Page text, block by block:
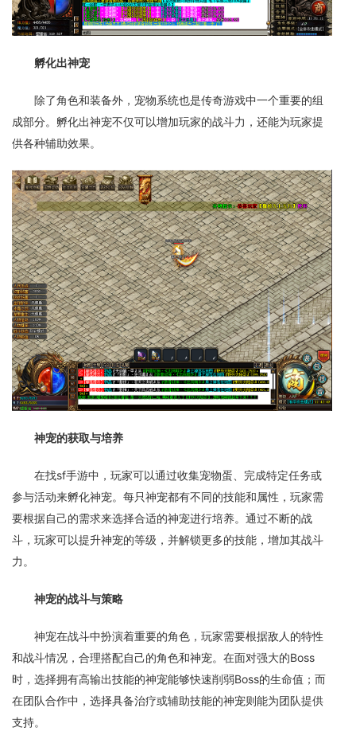
孵化出神宠
除了角色和装备外，宠物系统也是传奇游戏中一个重要的组
成部分。孵化出神宠不仅可以增加玩家的战斗力，还能为玩家提
供各种辅助效果。
神宠的获取与培养
在找sf手游中，玩家可以通过收集宠物蛋、完成特定任务或
参与活动来孵化神宠。每只神宠都有不同的技能和属性，玩家需
要根据自己的需求来选择合适的神宠进行培养。通过不断的战
斗，玩家可以提升神宠的等级，并解锁更多的技能，增加其战斗
力。
神宠的战斗与策略
神宠在战斗中扮演着重要的角色，玩家需要根据敌人的特性
和战斗情况，合理搭配自己的角色和神宠。在面对强大的Boss
时，选择拥有高输出技能的神宠能够快速削弱Boss的生命值；而
在团队合作中，选择具备治疗或辅助技能的神宠则能为团队提供
支持。